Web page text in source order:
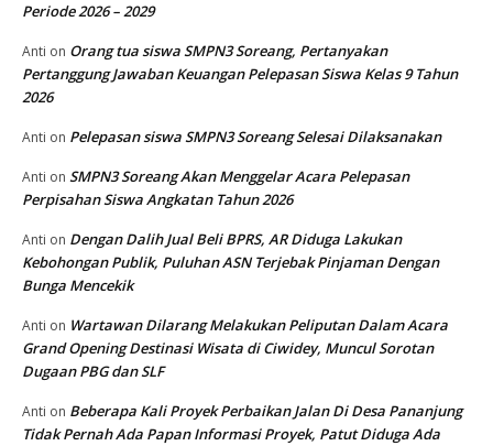
Periode 2026 – 2029
Anti on Orang tua siswa SMPN3 Soreang, Pertanyakan
Pertanggung Jawaban Keuangan Pelepasan Siswa Kelas 9 Tahun
2026
Anti on Pelepasan siswa SMPN3 Soreang Selesai Dilaksanakan
Anti on SMPN3 Soreang Akan Menggelar Acara Pelepasan
Perpisahan Siswa Angkatan Tahun 2026
Anti on Dengan Dalih Jual Beli BPRS, AR Diduga Lakukan
Kebohongan Publik, Puluhan ASN Terjebak Pinjaman Dengan
Bunga Mencekik
Anti on Wartawan Dilarang Melakukan Peliputan Dalam Acara
Grand Opening Destinasi Wisata di Ciwidey, Muncul Sorotan
Dugaan PBG dan SLF
Anti on Beberapa Kali Proyek Perbaikan Jalan Di Desa Pananjung
Tidak Pernah Ada Papan Informasi Proyek, Patut Diduga Ada